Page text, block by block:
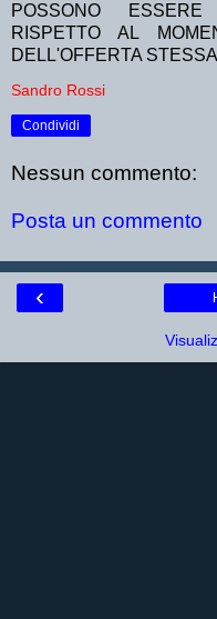
POSSONO
RISPETTO AL
DELL'OFFERTA STESSA
Sandro Rossi
Condividi
Nessun commento:
Posta un commento
‹